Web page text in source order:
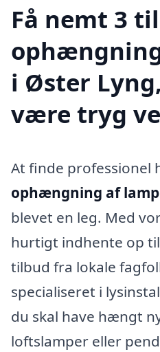
Få nemt 3
i Øster
være tryg
At finde professionel
ophængning af
blevet en leg. Med
hurtigt indhente op
tilbud fra lokale
specialiseret i
du skal have hængt
loftslamper eller